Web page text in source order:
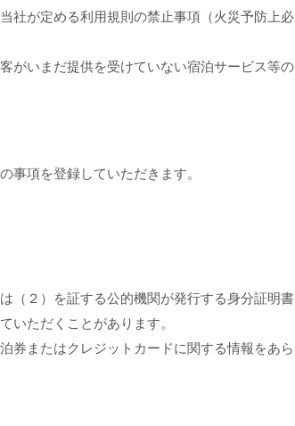
社が定める利用規則の禁止事項（火災予防上必
がいまだ提供を受けていない宿泊サービス等の
項を登録していただきます。
（２）を証する公的機関が発行する身分証明書
いただくことがあります。
券またはクレジットカードに関する情報をあら